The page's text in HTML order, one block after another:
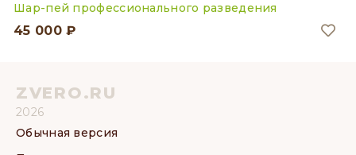
Шар-пей профессионального разведения
45 000 ₽
ZVERO.RU
2026
Обычная версия